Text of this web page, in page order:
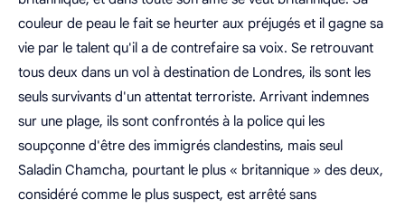
couleur de peau le fait se heurter aux préjugés et il gagne sa
vie par le talent qu'il a de contrefaire sa voix. Se retrouvant
tous deux dans un vol à destination de Londres, ils sont les
seuls survivants d'un attentat terroriste. Arrivant indemnes
sur une plage, ils sont confrontés à la police qui les
soupçonne d'être des immigrés clandestins, mais seul
Saladin Chamcha, pourtant le plus « britannique » des deux,
considéré comme le plus suspect, est arrêté sans